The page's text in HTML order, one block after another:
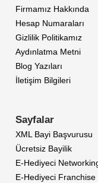
Firmamız Hakkında
Hesap Numaraları
Gizlilik Politikamız
Aydınlatma Metni
Blog Yazıları
İletişim Bilgileri
Sayfalar
XML Bayi Başvurusu
Ücretsiz Bayilik
E-Hediyeci
E-Hediyeci Franchise